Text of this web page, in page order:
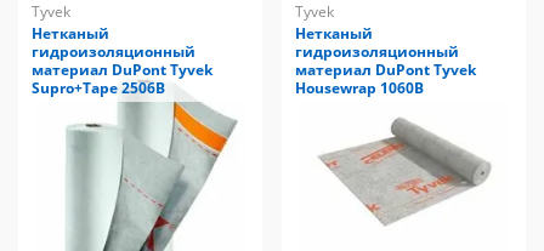
Tyvek
Нетканый
гидроизоляционный
материал DuPont Tyvek
Supro+Tape 2506B
Tyvek
Нетканый
гидроизоляционный
материал DuPont Tyvek
Housewrap 1060B